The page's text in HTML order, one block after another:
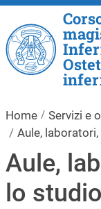
Home
Servizi e
Aule,
Aule,
lo studio